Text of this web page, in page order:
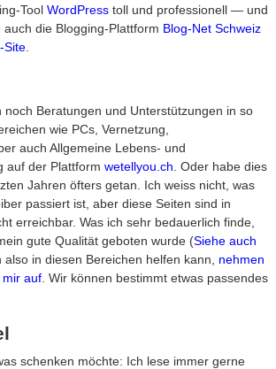
Tool WordPresstoll und professionell — und
die Blogging-Plattform Blog-Net Schweiz
Site.
noch Beratungen und Unterstützungen in so
wie PCs, Vernetzung,
auch Allgemeine Lebens- und
auf der Plattform wetellyou.ch. Oder habe dies
Jahren öfters getan. Ich weiss nicht, was
passiert ist, aber diese Seiten sind in
erreichbar. Was ich sehr bedauerlich finde,
gute Qualität geboten wurde (Siehe auch
also in diesen Bereichen helfen kann, nehmen
mir auf. Wir können bestimmt etwas passendes
schenken möchte: Ich lese immer gerne